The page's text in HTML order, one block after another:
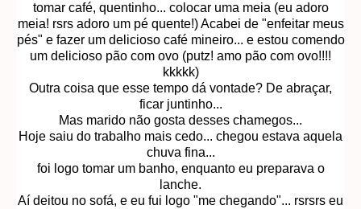
tomar café, quentinho... colocar uma meia (eu adoro
meia! rsrs adoro um pé quente!) Acabei de "enfeitar meus
pés" e fazer um delicioso café mineiro... e estou comendo
um delicioso pão com ovo (putz! amo pão com ovo!!!!
kkkkk)
Outra coisa que esse tempo dá vontade? De abraçar,
ficar juntinho...
Mas marido não gosta desses chamegos...
Hoje saiu do trabalho mais cedo... chegou estava aquela
chuva fina...
foi logo tomar um banho, enquanto eu preparava o
lanche.
Aí deitou no sofá, e eu fui logo "me chegando"... rsrsrs eu